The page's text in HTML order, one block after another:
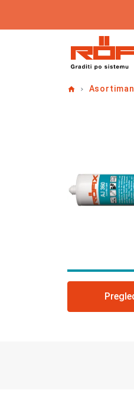
HomeAsortiman